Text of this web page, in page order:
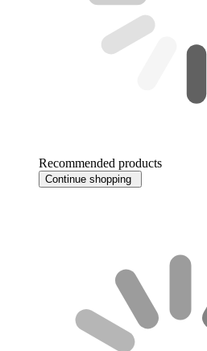
Recommended products
Continue shopping